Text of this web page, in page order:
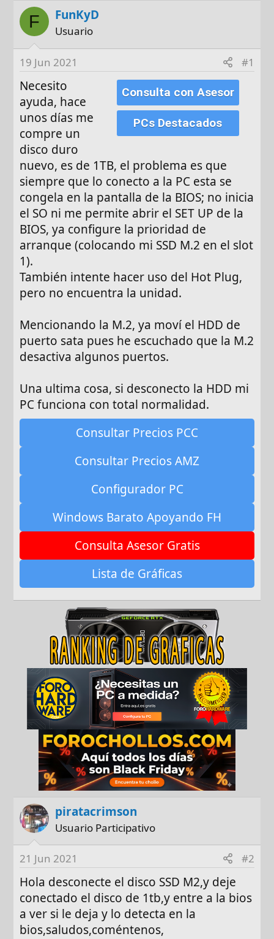
r
a
d
n
i
F FunKyD
Usuario
19 Jun 2021 #1
Consulta con Asesor
PCs Destacados
Necesito
ayuda, hace
unos días me
compre un
disco duro
nuevo, es de 1TB, el problema es que
siempre que lo conecto a la PC esta se
congela en la pantalla de la BIOS; no inicia
el SO ni me permite abrir el SET UP de la
BIOS, ya configure la prioridad de
arranque (colocando mi SSD M.2 en el slot
1).
También intente hacer uso del Hot Plug,
pero no encuentra la unidad.
Mencionando la M.2, ya moví el HDD de
puerto sata pues he escuchado que la M.2
desactiva algunos puertos.
Una ultima cosa, si desconecto la HDD mi
PC funciona con total normalidad.
Consultar Precios PCC
Consultar Precios AMZ
Configurador PC
Windows Barato Apoyando FH
Consulta Asesor Gratis
Lista de Gráficas
piratacrimson
Usuario Participativo
21 Jun 2021 #2
Hola desconecte el disco SSD M2,y deje
conectado el disco de 1tb,y entre a la bios
a ver si le deja y lo detecta en la
bios,saludos,coméntenos,